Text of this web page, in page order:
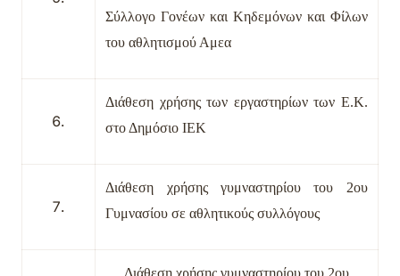
Σύλλογο Γονέων και Κηδεμόνων και Φίλων
του αθλητισμού Αμεα
Διάθεση χρήσης των εργαστηρίων των Ε.Κ.
στο Δημόσιο ΙΕΚ
Διάθεση χρήσης γυμναστηρίου του 2ου
Γυμνασίου σε αθλητικούς συλλόγους
Διάθεση χρήσης γυμναστηρίου του 2ου